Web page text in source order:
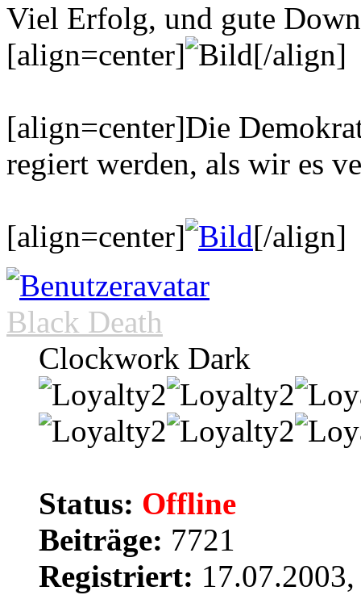
Viel Erfolg, und gute
[align=center]
[/align]
[align=center]Die
regiert werden, als wir es
[align=center] [/align]
Black Death
Clockwork Dark
Status: Offline
Beiträge: 7721
Registriert: